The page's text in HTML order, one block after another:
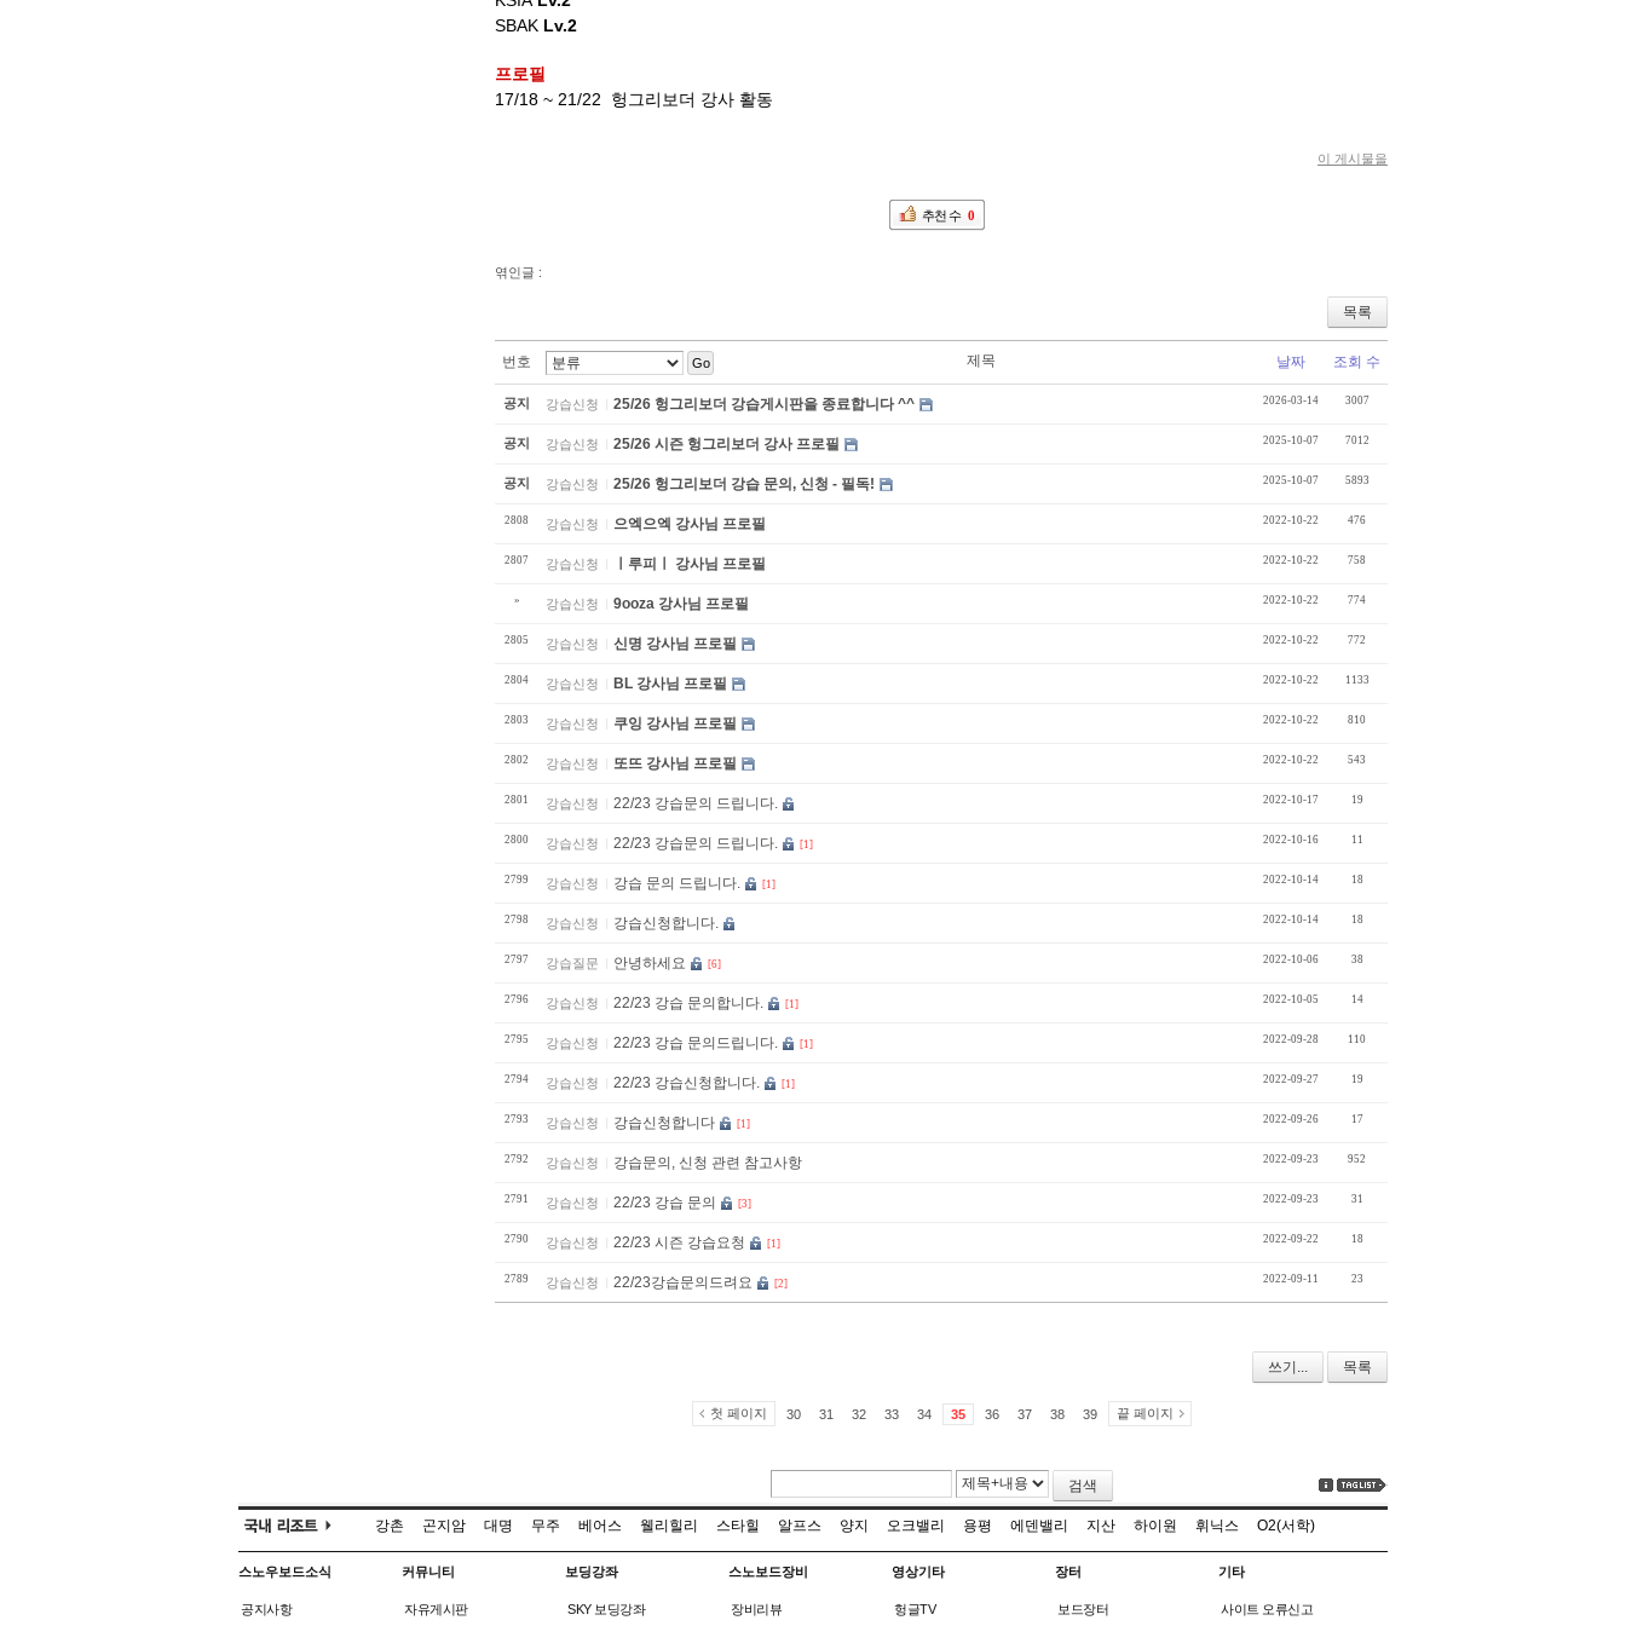
SBAK Lv.2
프로필
17/18 ~ 21/22 헝그리보더 강사 활동
이 게시물을
추천 수 0
엮인글 :
목록
번호 Go 제목 날짜 조회 수
공지 강습신청 25/26 헝그리보더 강습게시판을 종료합니다 ^^ 2026-03-14 3007
공지 강습신청 25/26 시즌 헝그리보더 강사 프로필 2025-10-07 7012
공지 강습신청 25/26 헝그리보더 강습 문의, 신청 - 필독! 2025-10-07 5893
2808 강습신청 으엑으엑 강사님 프로필 2022-10-22 476
2807 강습신청 ㅣ루피ㅣ 강사님 프로필 2022-10-22 758
» 강습신청 9ooza 강사님 프로필 2022-10-22 774
2805 강습신청 신명 강사님 프로필 2022-10-22 772
2804 강습신청 BL 강사님 프로필 2022-10-22 1133
2803 강습신청 쿠잉 강사님 프로필 2022-10-22 810
2802 강습신청 또뜨 강사님 프로필 2022-10-22 543
2801 강습신청 22/23 강습문의 드립니다. 2022-10-17 19
2800 강습신청 22/23 강습문의 드립니다. [1] 2022-10-16 11
2799 강습신청 강습 문의 드립니다. [1] 2022-10-14 18
2798 강습신청 강습신청합니다. 2022-10-14 18
2797 강습질문 안녕하세요 [6] 2022-10-06 38
2796 강습신청 22/23 강습 문의합니다. [1] 2022-10-05 14
2795 강습신청 22/23 강습 문의드립니다. [1] 2022-09-28 110
2794 강습신청 22/23 강습신청합니다. [1] 2022-09-27 19
2793 강습신청 강습신청합니다 [1] 2022-09-26 17
2792 강습신청 강습문의, 신청 관련 참고사항 2022-09-23 952
2791 강습신청 22/23 강습 문의 [3] 2022-09-23 31
2790 강습신청 22/23 시즌 강습요청 [1] 2022-09-22 18
2789 강습신청 22/23강습문의드려요 [2] 2022-09-11 23
쓰기... 목록
첫 페이지 30 31 32 33 34 35 36 37 38 39 끝 페이지
검색
강촌 곤지암 대명 무주 베어스 웰리힐리 스타힐 알프스 양지 오크밸리 용평 에덴밸리 지산 하이원 휘닉스 O2(서학)
스노우보드소식
공지사항
커뮤니티
자유게시판
보딩강좌
SKY 보딩강좌
스노보드장비
장비리뷰
영상기타
헝글TV
장터
보드장터
기타
사이트 오류신고